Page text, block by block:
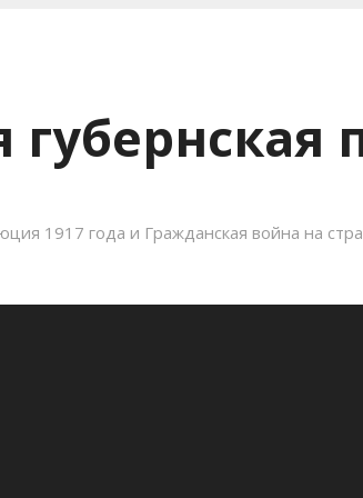
1917 года и Гражданская война на